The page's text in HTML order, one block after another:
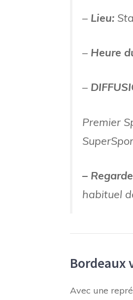
– Lieu:
– Heure
–
Premier
–
habituel
Bordeaux
Avec une